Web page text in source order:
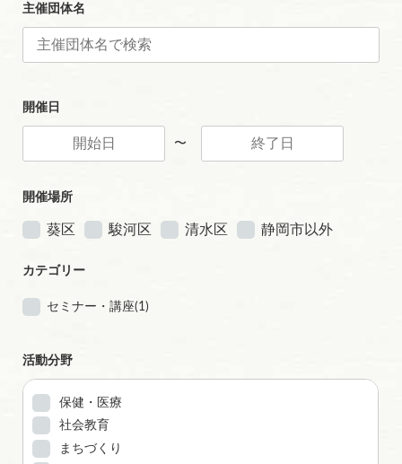
主催団体名
開催日
〜
開催場所
葵区 駿河区 清水区 静岡市以外
カテゴリー
セミナー・講座(1)
活動分野
保健・医療
社会教育
まちづくり